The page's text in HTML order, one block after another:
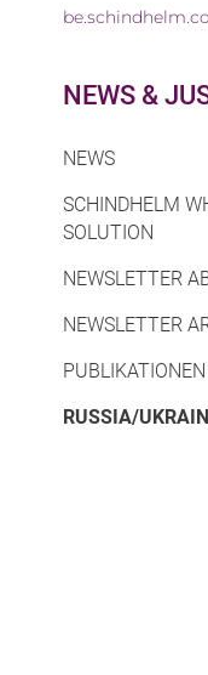
NEWS &
NEWS
SCHINDHELM
SOLUTION
NEWSLETTER
NEWSLETTER
PUBLIKATIONEN
RUSSIA/